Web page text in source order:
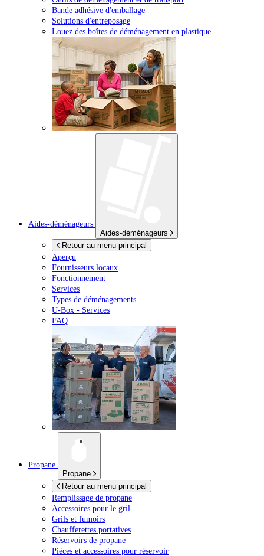
Bande adhésive d'emballage
Solutions d'entreposage
Louez des boîtes de déménagement en plastique
Aides-déménageurs
Aides-déménageurs
Retour au menu principal
Aperçu
Fournisseurs locaux
Fonctionnement
Services
Types de déménagements
U-Box - Services
FAQ
Propane
Propane
Retour au menu principal
Remplissage de propane
Accessoires pour le gril
Grils et fumoirs
Chaufferettes portatives
Réservoirs de propane
Pièces et accessoires pour réservoir